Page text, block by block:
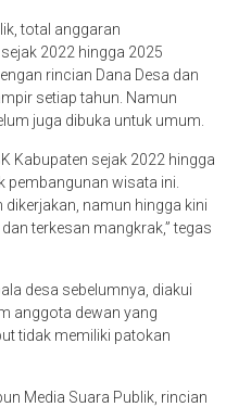
total anggaran
2022 hingga 2025
rincian Dana Desa dan
setiap tahun. Namun
juga dibuka untuk umum.
Kabupaten sejak 2022 hingga
pembangunan wisata ini.
namun hingga kini
terkesan mangkrak,” tegas
desa sebelumnya, diakui
anggota dewan yang
tidak memiliki patokan
Media Suara Publik, rincian